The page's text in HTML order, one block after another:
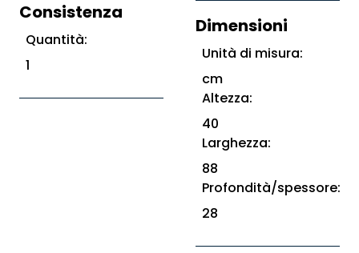
Consistenza
Quantità:
1
Dimensioni
Unità di misura:
cm
Altezza:
40
Larghezza:
88
Profondità/spessore:
28